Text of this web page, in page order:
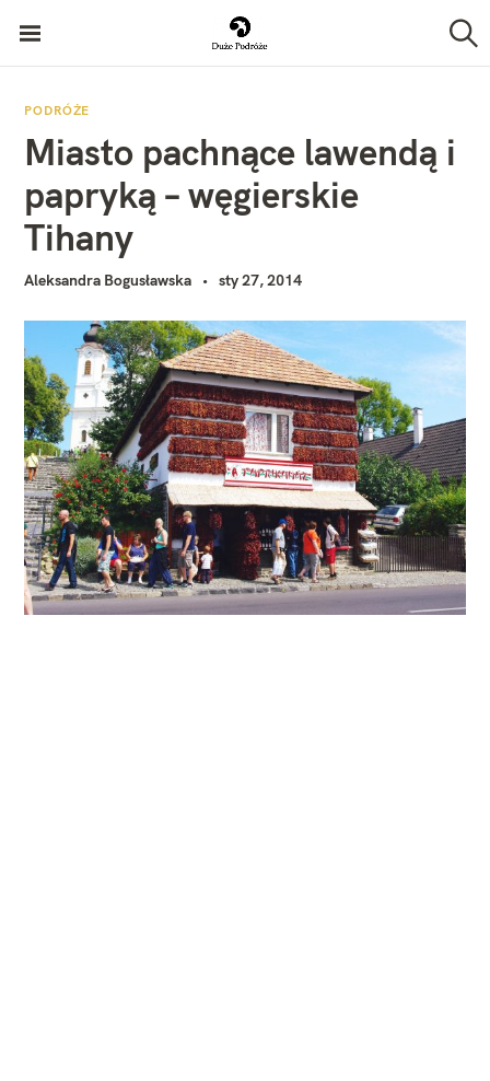
z
PODRÓŻE
Miasto pachnące lawendą i
papryką – węgierskie
Tihany
Aleksandra Bogusławska sty 27, 2014